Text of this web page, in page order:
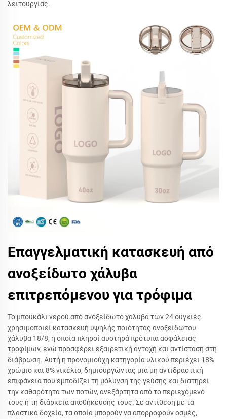
λειτουργίας.
Επαγγελματική κατασκευή από
ανοξείδωτο χάλυβα
επιτρεπόμενου για τρόφιμα
Το μπουκάλι νερού από ανοξείδωτο χάλυβα των 24 ουγκιές
χρησιμοποιεί κατασκευή υψηλής ποιότητας ανοξείδωτου
χάλυβα 18/8, η οποία πληροί αυστηρά πρότυπα ασφάλειας
τροφίμων, ενώ προσφέρει εξαιρετική αντοχή και αντίσταση στη
διάβρωση. Αυτή η προνομιούχη κατηγορία υλικού περιέχει 18%
χρώμιο και 8% νικέλιο, δημιουργώντας μια μη αντιδραστική
επιφάνεια που εμποδίζει τη μόλυνση της γεύσης και διατηρεί
την καθαρότητα των ποτών, ανεξάρτητα από το περιεχόμενό
τους ή τη διάρκεια αποθήκευσής τους. Σε αντίθεση με τα
πλαστικά δοχεία, τα οποία μπορούν να απορροφούν οσμές,